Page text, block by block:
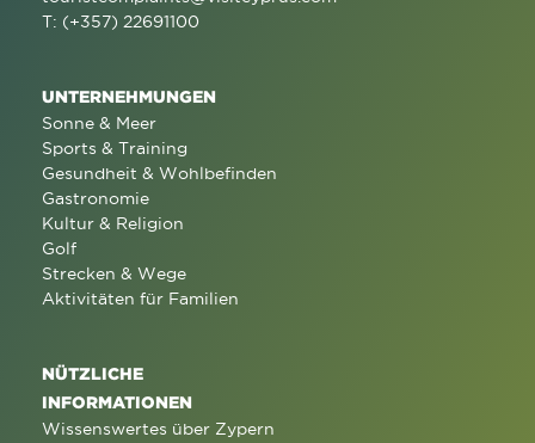
T: (+357) 22691100
UNTERNEHMUNGEN
Sonne & Meer
Sports & Training
Gesundheit & Wohlbefinden
Gastronomie
Kultur & Religion
Golf
Strecken & Wege
Aktivitäten für Familien
NÜTZLICHE
INFORMATIONEN
Wissenswertes über Zypern